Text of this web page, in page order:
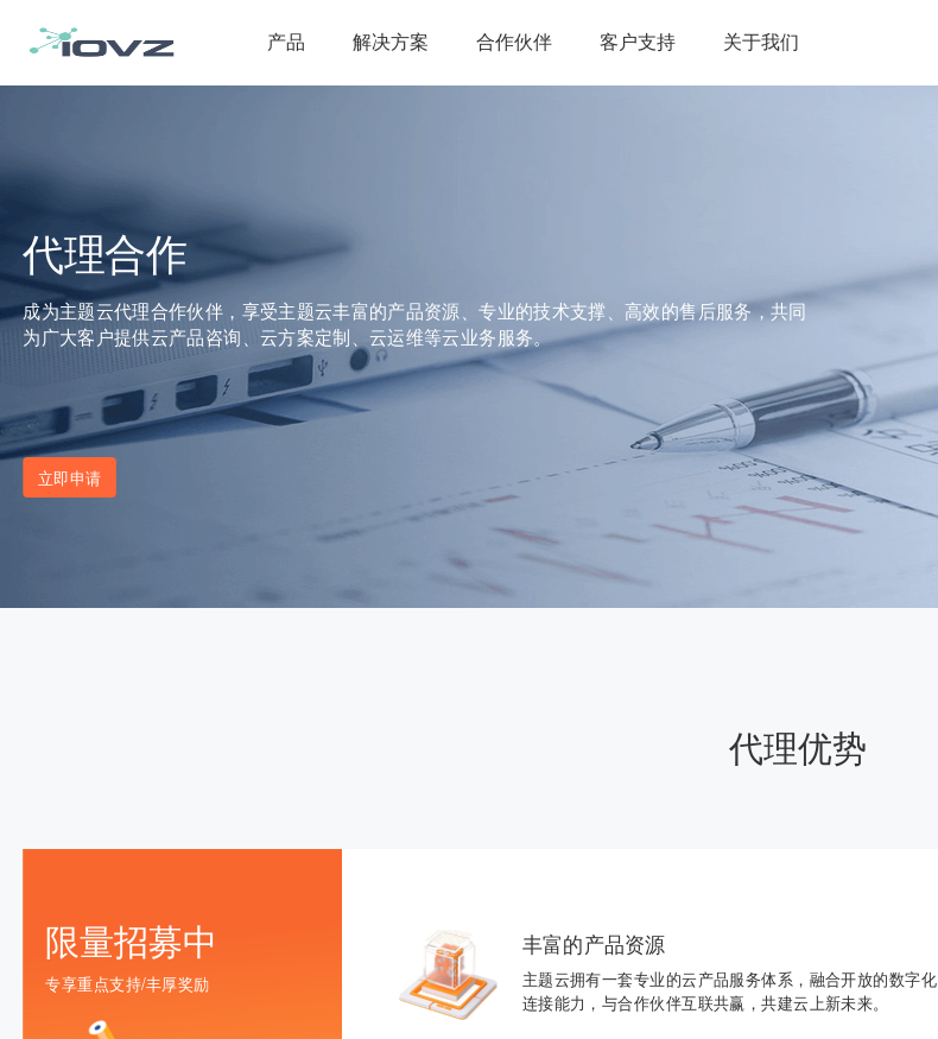
产品 解决方案 合作伙伴 客户支持 关于我们
代理合作
成为主题云代理合作伙伴，享受主题云丰富的产品资源、专业的技术支撑、高效的售后服务，共同
为广大客户提供云产品咨询、云方案定制、云运维等云业务服务。
立即申请
代理优势
限量招募中
专享重点支持/丰厚奖励
丰富的产品资源
主题云拥有一套专业的云产品服务体系，融合开放的数字化
连接能力，与合作伙伴互联共赢，共建云上新未来。